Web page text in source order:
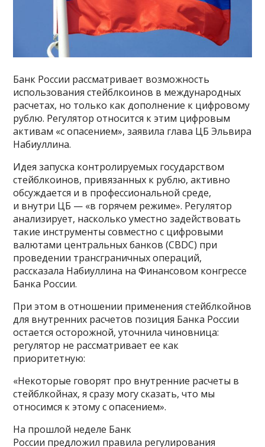
Банк России рассматривает возможность
использования стейблкоинов в международных
расчетах, но только как дополнение к цифровому
рублю. Регулятор относится к этим цифровым
активам «с опасением», заявила глава ЦБ Эльвира
Набиуллина.
Идея запуска контролируемых государством
стейблкоинов, привязанных к рублю, активно
обсуждается и в профессиональной среде,
и внутри ЦБ — «в горячем режиме». Регулятор
анализирует, насколько уместно задействовать
такие инструменты совместно с цифровыми
валютами центральных банков (CBDC) при
проведении трансграничных операций,
рассказала Набиуллина на Финансовом конгрессе
Банка России.
При этом в отношении применения стейблкойнов
для внутренних расчетов позиция Банка России
остается осторожной, уточнила чиновница:
регулятор не рассматривает ее как
приоритетную:
«Некоторые говорят про внутренние расчеты в
стейблкойнах, я сразу могу сказать, что мы
относимся к этому с опасением».
На прошлой неделе Банк
России предложил правила регулирования